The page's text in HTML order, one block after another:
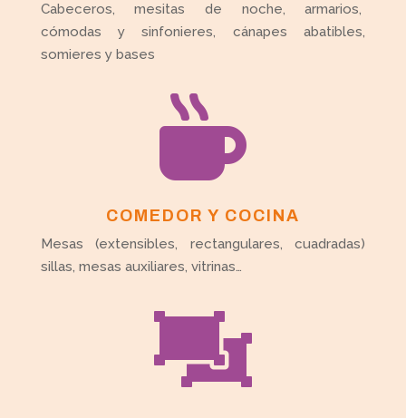
Cabeceros, mesitas de noche, armarios,
cómodas y sinfonieres, cánapes abatibles,
somieres y bases

COMEDOR Y COCINA
Mesas (extensibles, rectangulares, cuadradas)
sillas, mesas auxiliares, vitrinas…
